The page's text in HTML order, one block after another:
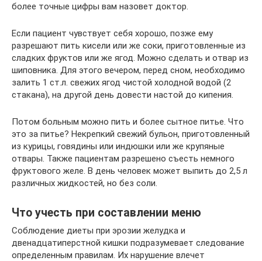
более точные цифры вам назовет доктор.
Если пациент чувствует себя хорошо, позже ему
разрешают пить кисели или же соки, приготовленные из
сладких фруктов или же ягод. Можно сделать и отвар из
шиповника. Для этого вечером, перед сном, необходимо
залить 1 ст.л. свежих ягод чистой холодной водой (2
стакана), на другой день довести настой до кипения.
Потом больным можно пить и более сытное питье. Что
это за питье? Некрепкий свежий бульон, приготовленный
из курицы, говядины или индюшки или же крупяные
отвары. Также пациентам разрешено съесть немного
фруктового желе. В день человек может выпить до 2,5 л
различных жидкостей, но без соли.
Что учесть при составлении меню
Соблюдение диеты при эрозии желудка и
двенадцатиперстной кишки подразумевает следование
определенным правилам. Их нарушение влечет